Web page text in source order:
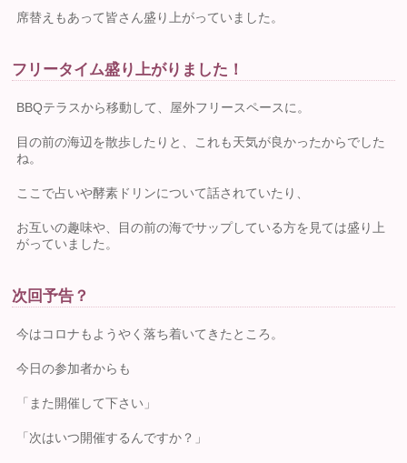
席替えもあって皆さん盛り上がっていました。
フリータイム盛り上がりました！
BBQテラスから移動して、屋外フリースペースに。
目の前の海辺を散歩したりと、これも天気が良かったからでした
ね。
ここで占いや酵素ドリンについて話されていたり、
お互いの趣味や、目の前の海でサップしている方を見ては盛り上
がっていました。
次回予告？
今はコロナもようやく落ち着いてきたところ。
今日の参加者からも
「また開催して下さい」
「次はいつ開催するんですか？」